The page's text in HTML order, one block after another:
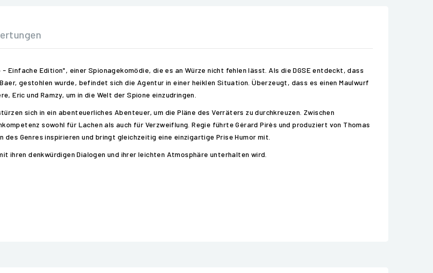
Einfache Edition", einer Spionagekomödie, die es an Würze nicht fehlen lässt. Als die DGSE entdeckt, dass
gestohlen wurde, befindet sich die Agentur in einer heiklen Situation. Überzeugt, dass es einen Maulwurf
und Ramzy, um in die Welt der Spione einzudringen.
sich in ein abenteuerliches Abenteuer, um die Pläne des Verräters zu durchkreuzen. Zwischen
sowohl für Lachen als auch für Verzweiflung. Regie führte Gérard Pirès und produziert von Thomas
Genres inspirieren und bringt gleichzeitig eine einzigartige Prise Humor mit.
ihren denkwürdigen Dialogen und ihrer leichten Atmosphäre unterhalten wird.